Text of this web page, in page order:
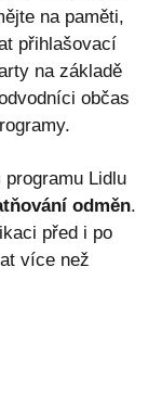
na paměti,
přihlašovací
na základě
občas
Lidlu
odměn.
před i po
více než